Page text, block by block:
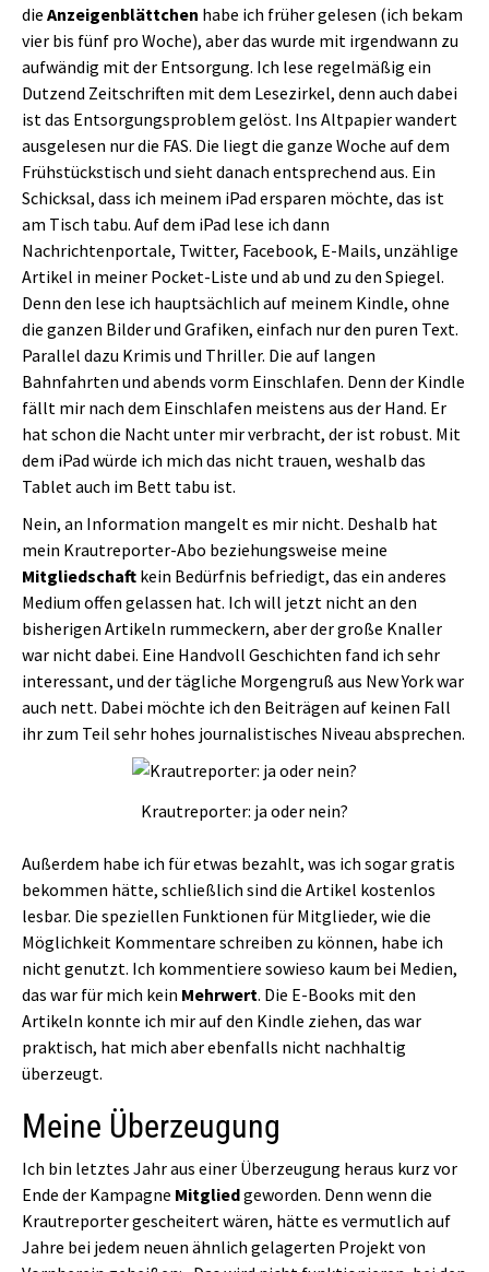
die Anzeigenblättchen habe ich früher gelesen (ich bekam
vier bis fünf pro Woche), aber das wurde mit irgendwann zu
aufwändig mit der Entsorgung. Ich lese regelmäßig ein
Dutzend Zeitschriften mit dem Lesezirkel, denn auch dabei
ist das Entsorgungsproblem gelöst. Ins Altpapier wandert
ausgelesen nur die FAS. Die liegt die ganze Woche auf dem
Frühstückstisch und sieht danach entsprechend aus. Ein
Schicksal, dass ich meinem iPad ersparen möchte, das ist
am Tisch tabu. Auf dem iPad lese ich dann
Nachrichtenportale, Twitter, Facebook, E-Mails, unzählige
Artikel in meiner Pocket-Liste und ab und zu den Spiegel.
Denn den lese ich hauptsächlich auf meinem Kindle, ohne
die ganzen Bilder und Grafiken, einfach nur den puren Text.
Parallel dazu Krimis und Thriller. Die auf langen
Bahnfahrten und abends vorm Einschlafen. Denn der Kindle
fällt mir nach dem Einschlafen meistens aus der Hand. Er
hat schon die Nacht unter mir verbracht, der ist robust. Mit
dem iPad würde ich mich das nicht trauen, weshalb das
Tablet auch im Bett tabu ist.
Nein, an Information mangelt es mir nicht. Deshalb hat
mein Krautreporter-Abo beziehungsweise meine
Mitgliedschaft kein Bedürfnis befriedigt, das ein anderes
Medium offen gelassen hat. Ich will jetzt nicht an den
bisherigen Artikeln rummeckern, aber der große Knaller
war nicht dabei. Eine Handvoll Geschichten fand ich sehr
interessant, und der tägliche Morgengruß aus New York war
auch nett. Dabei möchte ich den Beiträgen auf keinen Fall
ihr zum Teil sehr hohes journalistisches Niveau absprechen.
Krautreporter: ja oder nein?
Außerdem habe ich für etwas bezahlt, was ich sogar gratis
bekommen hätte, schließlich sind die Artikel kostenlos
lesbar. Die speziellen Funktionen für Mitglieder, wie die
Möglichkeit Kommentare schreiben zu können, habe ich
nicht genutzt. Ich kommentiere sowieso kaum bei Medien,
das war für mich kein Mehrwert. Die E-Books mit den
Artikeln konnte ich mir auf den Kindle ziehen, das war
praktisch, hat mich aber ebenfalls nicht nachhaltig
überzeugt.
Meine Überzeugung
Ich bin letztes Jahr aus einer Überzeugung heraus kurz vor
Ende der Kampagne Mitgliedgeworden. Denn wenn die
Krautreporter gescheitert wären, hätte es vermutlich auf
Jahre bei jedem neuen ähnlich gelagerten Projekt von